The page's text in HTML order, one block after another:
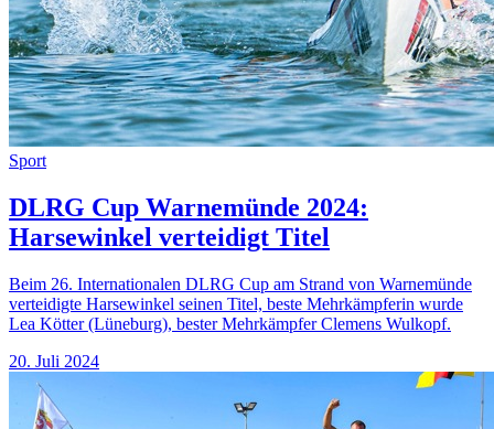
Sport
DLRG Cup Warnemünde 2024:
Harsewinkel verteidigt Titel
Beim 26. Internationalen DLRG Cup am Strand von Warnemünde
verteidigte Harsewinkel seinen Titel, beste Mehrkämpferin wurde
Lea Kötter (Lüneburg), bester Mehrkämpfer Clemens Wulkopf.
20. Juli 2024